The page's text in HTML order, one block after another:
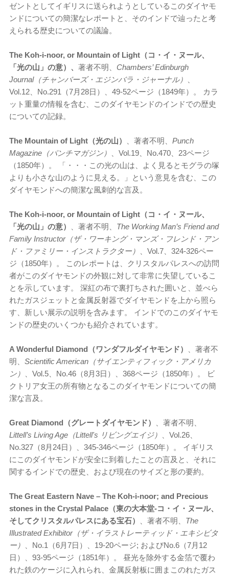
ゼントとしてイギリスに送られようとしているこのダイヤモ
ンドについての簡潔なレポートと、そのインドで辿ったと考
えられる歴史についての議論。
The Koh-i-noor, or Mountain of Light（コ・イ・ヌール、
「光の山」の意）、 著者不明、 Chambers’ Edinburgh
Journal（チャンバーズ・エジンバラ・ジャーナル）
Vol.12、No.291（7月28日）、49-52ページ（1849年）。 カラ
ット重量の情報を含む、このダイヤモンドのインドでの歴史
についての記録。
The Mountain of Light（光の山） 、著者不明、 Punch
Magazine（パンチマガジン）
、Vol.19、No.470、23ページ
（1850年）。 「・・・この光の山は、よく見るとモグラの塚
よりも小さな山のように見える。」という意見を含む、この
ダイヤモンドへの簡潔な風刺的な言及。
The Koh-i-noor, or Mountain of Light（コ・イ・ヌール、
「光の山」の意）
、著者不明、 The Working Man’s Friend and
Family Instructor（ザ・ワーキング・マンズ・フレンド・アン
ド・ファミリー・インストラクター）
、Vol.7、324-326ペー
ジ（1850年）。 このレポートは、クリスタルパレスへの訪問
者がこのダイヤモンドの外観に対して非常に失望しているこ
とを示しています。 深紅の布で裏打ちされた囲いと、並べら
れたガスジェットと金属反射器でダイヤモンドを上から照ら
す、新しい展示の説明を含みます。 インドでのこのダイヤモ
ンドの歴史のいくつかも紹介されています。
A Wonderful Diamond（ワンダフルダイヤモンド）
、著者不
明、 Scientific American（サイエンティフィック・アメリカ
ン）
、Vol.5、No.46（8月3日）、368ページ（1850年）。 ビ
クトリア女王の所有物となるこのダイヤモンドについての簡
潔な言及。
Great Diamond（グレートダイヤモンド）
、著者不明、
Littell’s Living Age（Littell's リビングエイジ）
、Vol.26、
No.327（8月24日）、345-346ページ（1850年）。 イギリス
にこのダイヤモンドが安全に到着したことの言及と、それに
関するインドでの歴史、および現在のサイズと形の要約。
The Great Eastern Nave – The Koh-i-noor; and Precious
stones in the Crystal Palace（東の大本堂-コ・イ・ヌール、
そしてクリスタルパレスにある宝石）
、著者不明、 The
Illustrated Exhibitor（ザ・イラストレーティッド・エキシビタ
ー）
、No.1（6月7日）、19-20ページ; およびNo.6（7月12
日）、93-95ページ（1851年）。 昼光を除外する金箔で覆わ
れた鉄のケージに入れられ、金属反射板に囲まこのれたガス